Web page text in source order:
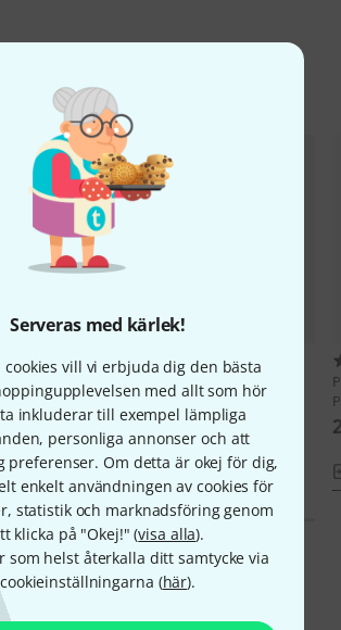
Serveras med kärlek!
cookies vill vi erbjuda dig den bästa
med allt som hör
inkluderar till exempel lämpliga
personliga annonser och att
preferenser. Om detta är okej för dig,
enkelt användningen av cookies för
statistik och marknadsföring genom
klicka på "Okej!" (visa alla).
som helst återkalla ditt samtycke via
cookieinställningarna (här).
Jämför alternativ
Clarinet
3
Pisoni
DCL-20 Deluxe Clarinet
Pad 9,5
22 kr
Jämför
Smart Navigator